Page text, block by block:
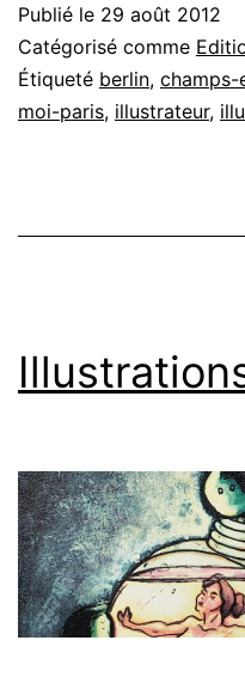
Publié le 29 août 2012
Catégorisé comme
Étiqueté berlin, champs-
moi-paris, illustrateur,